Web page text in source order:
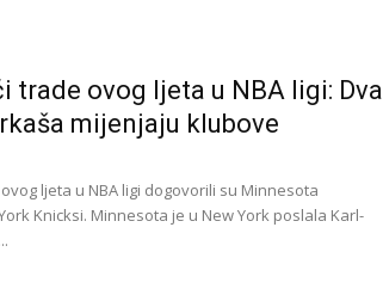
trade ovog ljeta u NBA ligi: Dva
mijenjaju klubove
ljeta u NBA ligi dogovorili su Minnesota
Knicksi. Minnesota je u New York poslala Karl-